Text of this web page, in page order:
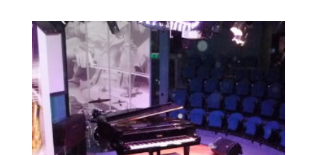
through
€8.00